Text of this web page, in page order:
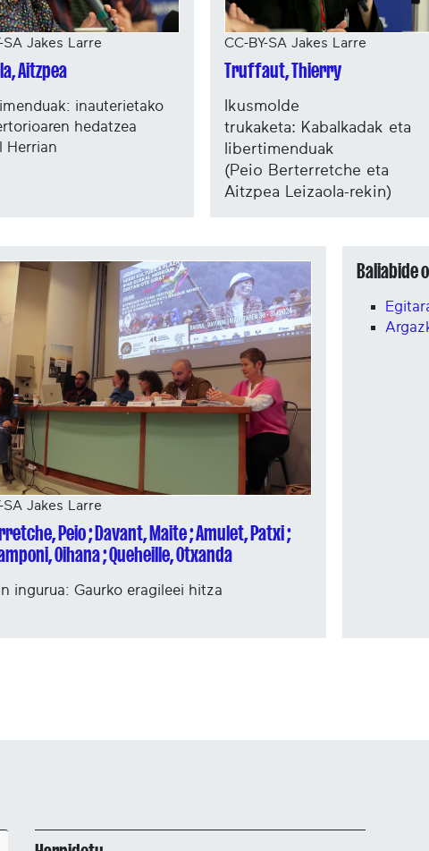
SA Jakes Larre
Aitzpea
inauterietako
hedatzea
Herrian
CC-BY-SA Jakes Larre
Truffaut, Thierry
Ikusmolde
trukaketa: Kabalkadak eta
libertimenduak
(Peio Berterretche eta
Aitzpea Leizaola-rekin)
SA Jakes Larre
Peio ; Davant, Maite ; Amulet, Patxi ;
Oihana ; Queheille, Otxanda
ingurua: Gaurko eragileei hitza
Baliabide